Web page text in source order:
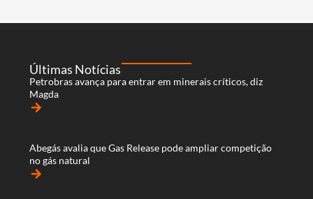
Últimas Notícias
Petrobras avança para entrar em minerais críticos, diz
Magda
arrow_forward
Abegás avalia que Gas Release pode ampliar competição
no gás natural
arrow_forward